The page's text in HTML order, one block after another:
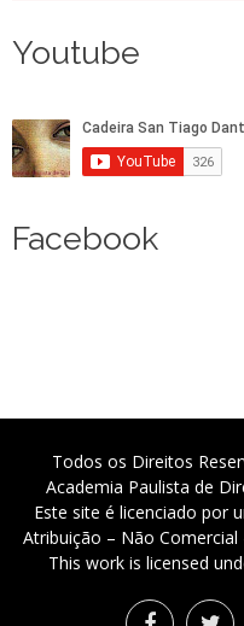
Youtube
Facebook
Todos os Direitos
Academia Paulista de
Este site é licenciado por
Atribuição – Não
This work is licensed